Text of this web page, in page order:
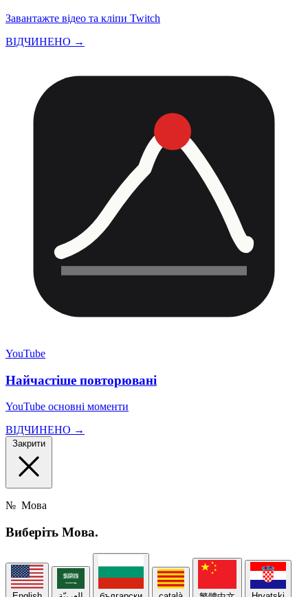
Завантажте відео та кліпи Twitch
ВІДЧИНЕНО →
YouTube
Найчастіше повторювані
YouTube основні моменти
ВІДЧИНЕНО →
Закрити
№ Мова
Виберіть Мова.